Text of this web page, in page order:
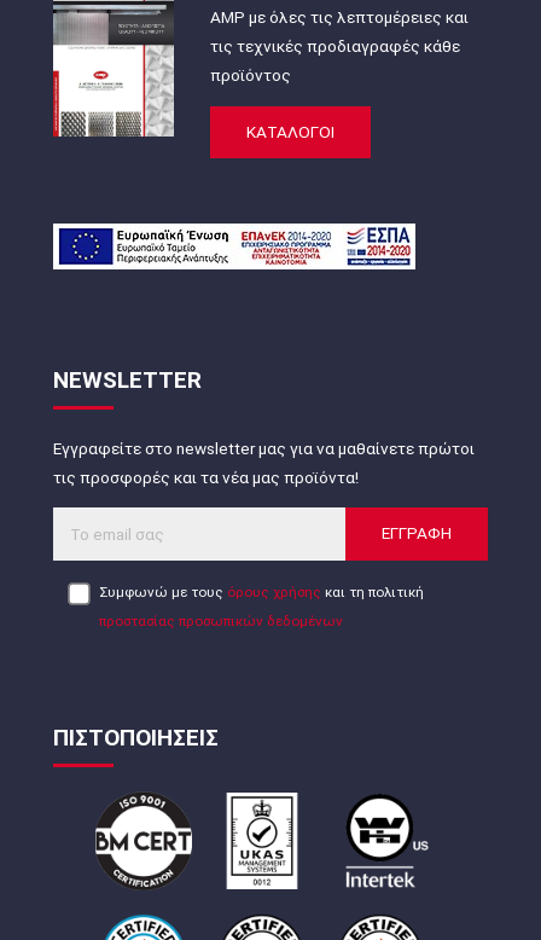
AMP με όλες τις λεπτομέρειες και
τις τεχνικές προδιαγραφές κάθε
προϊόντος
ΚΑΤΑΛΟΓΟΙ
NEWSLETTER
Εγγραφείτε στο newsletter μας για να μαθαίνετε πρώτοι
τις προσφορές και τα νέα μας προϊόντα!
ΕΓΓΡΑΦΗ
Συμφωνώ με τους όρους χρήσης και τη πολιτική
προστασίας προσωπικών δεδομένων
ΠΙΣΤΟΠΟΙΗΣΕΙΣ